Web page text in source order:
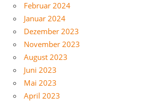
Februar 2024
Januar 2024
Dezember 2023
November 2023
August 2023
Juni 2023
Mai 2023
April 2023